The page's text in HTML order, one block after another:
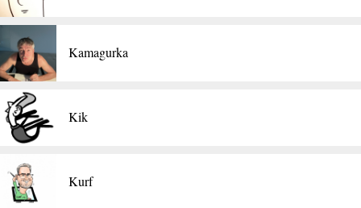
Kamagurka
Kik
Kurf